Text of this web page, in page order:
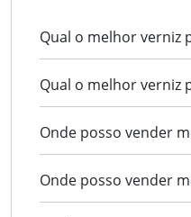
Qual o melhor verniz
Qual o melhor verniz
Onde posso vender
Onde posso vender